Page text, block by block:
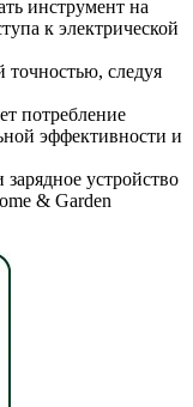
инструмент на
к электрической
следуя
потребление
эффективности и
устройство
& Garden